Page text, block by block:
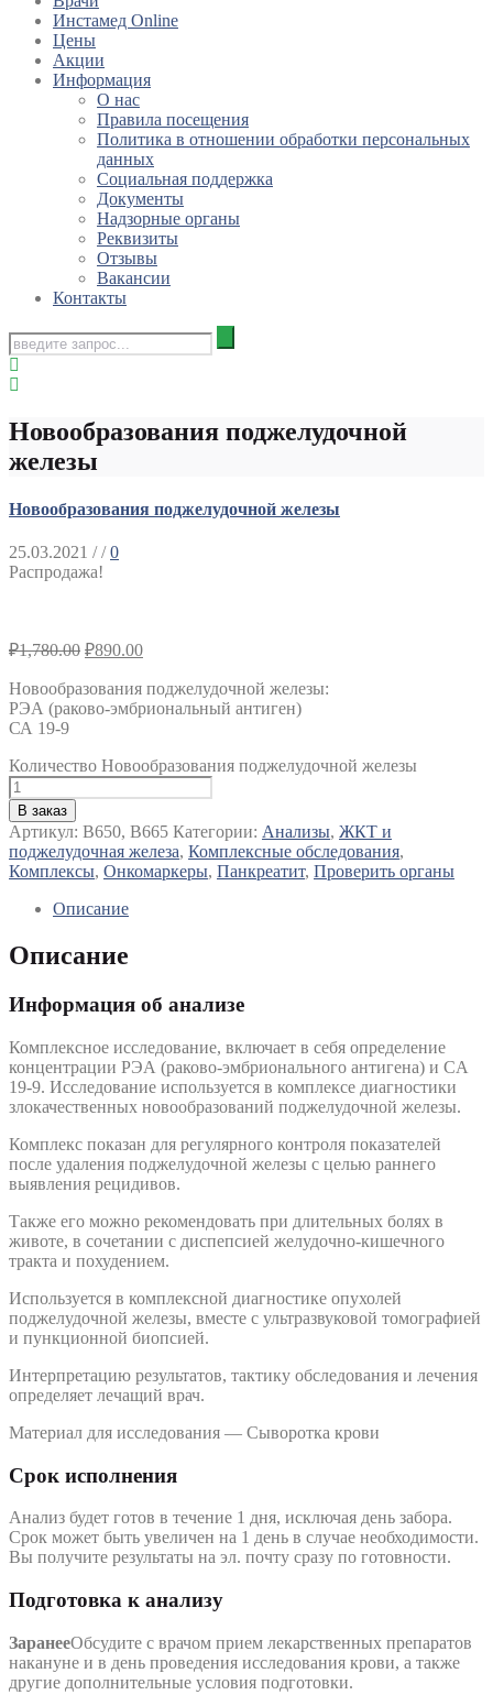
Инстамед Online
Цены
Акции
Информация
О нас
Правила посещения
Политика в отношении обработки персональных
данных
Социальная поддержка
Документы
Надзорные органы
Реквизиты
Отзывы
Вакансии
Контакты
Новообразования поджелудочной
железы
Новообразования поджелудочной железы
25.03.2021 / /0
Распродажа!
₽1,780.00 ₽890.00
Новообразования поджелудочной железы:
РЭА (раково-эмбриональный антиген)
СА 19-9
Количество Новообразования поджелудочной железы
В заказ
Артикул: B650, B665 Категории: Анализы, ЖКТ и
поджелудочная железа, Комплексные обследования,
Комплексы, Онкомаркеры, Панкреатит, Проверить органы
Описание
Описание
Информация об анализе
Комплексное исследование, включает в себя определение
концентрации РЭА (раково-эмбрионального антигена) и CA
19-9. Исследование используется в комплексе диагностики
злокачественных новообразований поджелудочной железы.
Комплекс показан для регулярного контроля показателей
после удаления поджелудочной железы с целью раннего
выявления рецидивов.
Также его можно рекомендовать при длительных болях в
животе, в сочетании с диспепсией желудочно-кишечного
тракта и похудением.
Используется в комплексной диагностике опухолей
поджелудочной железы, вместе с ультразвуковой томографией
и пункционной биопсией.
Интерпретацию результатов, тактику обследования и лечения
определяет лечащий врач.
Материал для исследования — Сыворотка крови
Срок исполнения
Анализ будет готов в течение 1 дня, исключая день забора.
Срок может быть увеличен на 1 день в случае необходимости.
Вы получите результаты на эл. почту сразу по готовности.
Подготовка к анализу
ЗаранееОбсудите с врачом прием лекарственных препаратов
накануне и в день проведения исследования крови, а также
другие дополнительные условия подготовки.